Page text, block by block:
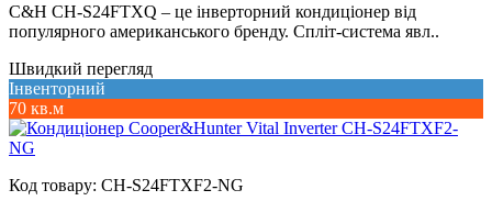
C&H CH-S24FTXQ – це інверторний кондиціонер від
популярного американського бренду. Спліт-система явл..
Швидкий перегляд
Інвенторний
70 кв.м
Код товару: CH-S24FTXF2-NG